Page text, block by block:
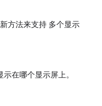
方法来支持 多个显示
在哪个显示屏上。